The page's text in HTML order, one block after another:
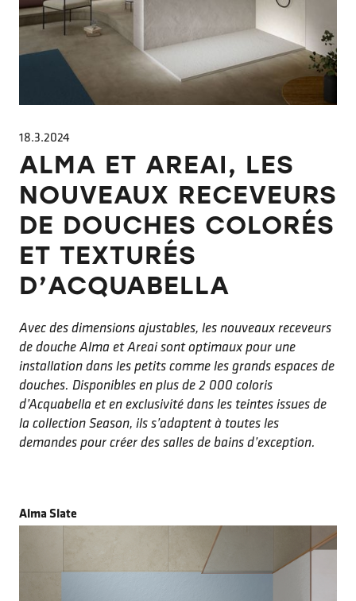
18.3.2024
ALMA ET AREAI, LES
NOUVEAUX RECEVEURS
DE DOUCHES COLORÉS
ET TEXTURÉS
D’ACQUABELLA
Avec des dimensions ajustables, les nouveaux receveurs
de douche Alma et Areai sont optimaux pour une
installation dans les petits comme les grands espaces de
douches. Disponibles en plus de 2 000 coloris
d’Acquabella et en exclusivité dans les teintes issues de
la collection Season, ils s’adaptent à toutes les
demandes pour créer des salles de bains d’exception.
Alma Slate